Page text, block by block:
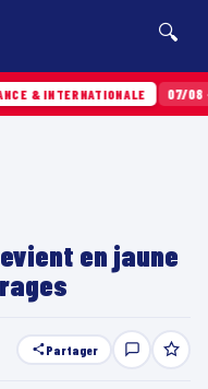
🔍
07/08 · 13h46
en jaune
Partager